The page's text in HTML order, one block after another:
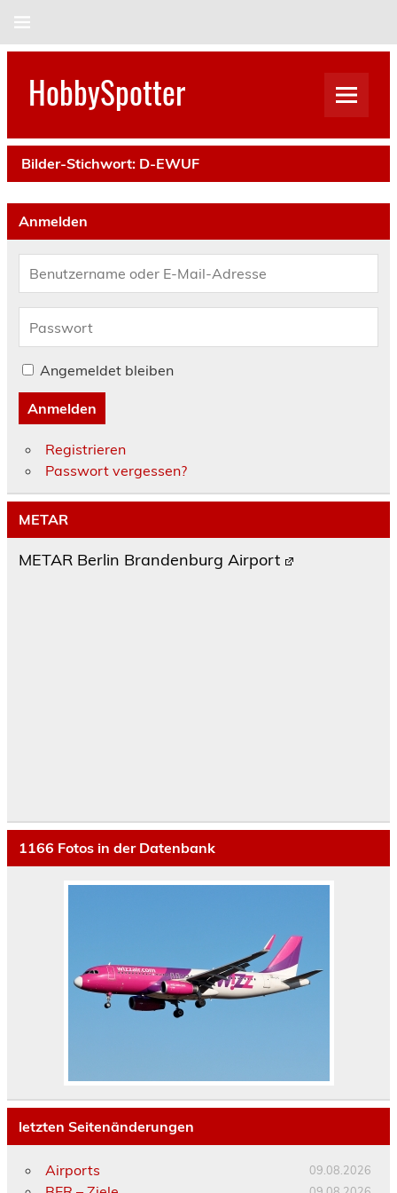
HobbySpotter
Bilder-Stichwort: D-EWUF
Anmelden
Angemeldet bleiben
Anmelden
Registrieren
Passwort vergessen?
METAR
METAR Berlin Brandenburg Airport
1166 Fotos in der Datenbank
letzten Seitenänderungen
Airports 09.08.2026